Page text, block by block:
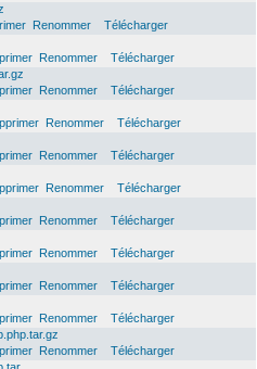
Renommer
Télécharger
Renommer
Télécharger
Renommer
Télécharger
Renommer
Télécharger
Renommer
Télécharger
Renommer
Télécharger
Renommer
Télécharger
Renommer
Télécharger
Renommer
Télécharger
Renommer
Télécharger
Renommer
Télécharger